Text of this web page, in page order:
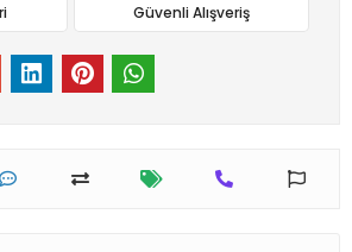
Güvenli Alışveriş